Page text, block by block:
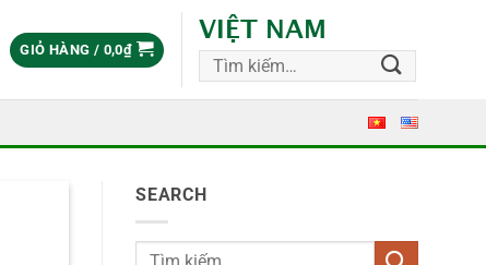
GIỎ HÀNG / 0,0₫
VIỆT NAM
Tìm
kiếm:
SEARCH